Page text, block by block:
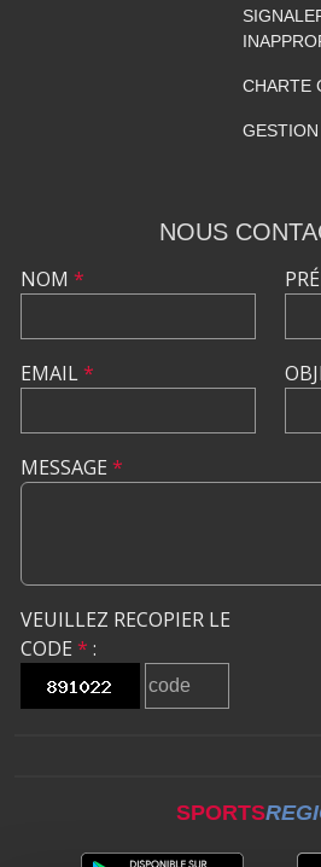
CHARTE
NOUS
NOM *
EMAIL*
MESSAGE *
VEUILLEZ RECOPIER LE
CODE * :
SPORTS